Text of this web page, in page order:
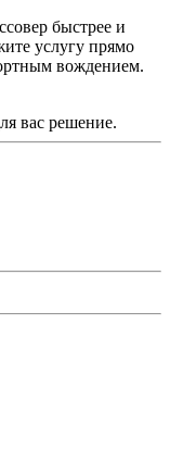
быстрее и
услугу прямо
вождением.
вас решение.